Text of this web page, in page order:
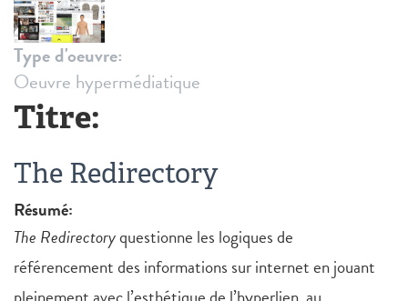
Type d'oeuvre:
Oeuvre hypermédiatique
Titre:
The Redirectory
Résumé:
The Redirectoryquestionne les logiques de
référencement des informations sur internet en jouant